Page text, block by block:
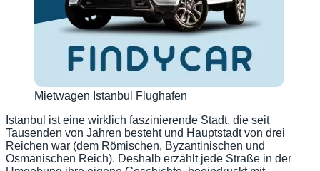
Mietwagen Istanbul Flughafen
Istanbul ist eine wirklich faszinierende Stadt, die seit
Tausenden von Jahren besteht und Hauptstadt von drei
Reichen war (dem Römischen, Byzantinischen und
Osmanischen Reich). Deshalb erzählt jede Straße in der